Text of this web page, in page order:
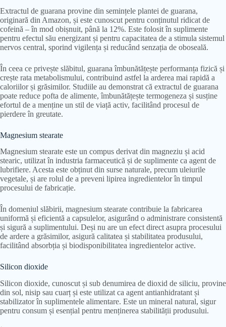
Extractul de guarana provine din semințele plantei de guarana,
originară din Amazon, și este cunoscut pentru conținutul ridicat de
cofeină – în mod obișnuit, până la 12%. Este folosit în suplimente
pentru efectul său energizant și pentru capacitatea de a stimula sistemul
nervos central, sporind vigilența și reducând senzația de oboseală.
În ceea ce privește slăbitul, guarana îmbunătățește performanța fizică și
crește rata metabolismului, contribuind astfel la arderea mai rapidă a
caloriilor și grăsimilor. Studiile au demonstrat că extractul de guarana
poate reduce pofta de alimente, îmbunătățește termogeneza și susține
efortul de a menține un stil de viață activ, facilitând procesul de
pierdere în greutate.
Magnesium stearate
Magnesium stearate este un compus derivat din magneziu și acid
stearic, utilizat în industria farmaceutică și de suplimente ca agent de
lubrifiere. Acesta este obținut din surse naturale, precum uleiurile
vegetale, și are rolul de a preveni lipirea ingredientelor în timpul
procesului de fabricație.
În domeniul slăbirii, magnesium stearate contribuie la fabricarea
uniformă și eficientă a capsulelor, asigurând o administrare consistentă
și sigură a suplimentului. Deși nu are un efect direct asupra procesului
de ardere a grăsimilor, asigură calitatea și stabilitatea produsului,
facilitând absorbția și biodisponibilitatea ingredientelor active.
Silicon dioxide
Silicon dioxide, cunoscut și sub denumirea de dioxid de siliciu, provine
din sol, nisip sau cuarț și este utilizat ca agent antianhidratant și
stabilizator în suplimentele alimentare. Este un mineral natural, sigur
pentru consum și esențial pentru menținerea stabilității produsului.